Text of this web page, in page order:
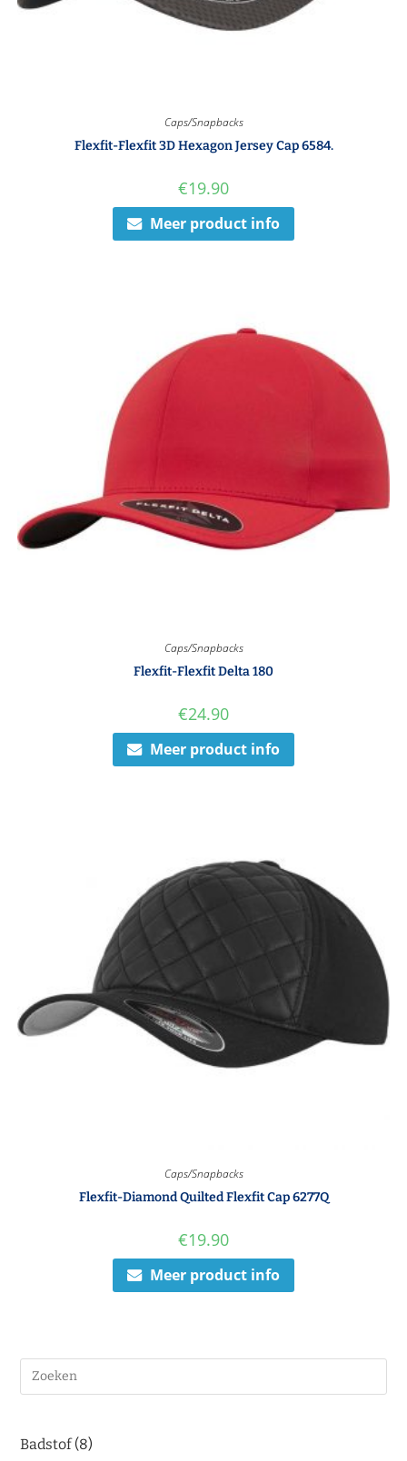
Caps/Snapbacks
Flexfit-Flexfit 3D Hexagon Jersey Cap 6584.
€19.90
Meer product info
Caps/Snapbacks
Flexfit-Flexfit Delta 180
€24.90
Meer product info
Caps/Snapbacks
Flexfit-Diamond Quilted Flexfit Cap 6277Q
€19.90
Meer product info
Badstof 8